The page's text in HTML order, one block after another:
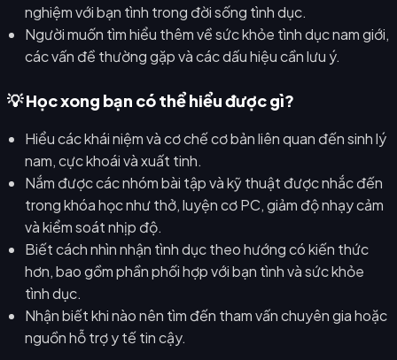
nghiệm với bạn tình trong đời sống tình dục.
Người muốn tìm hiểu thêm về sức khỏe tình dục nam giới,
các vấn đề thường gặp và các dấu hiệu cần lưu ý.
💡 Học xong bạn có thể hiểu được gì?
Hiểu các khái niệm và cơ chế cơ bản liên quan đến sinh lý
nam, cực khoái và xuất tinh.
Nắm được các nhóm bài tập và kỹ thuật được nhắc đến
trong khóa học như thở, luyện cơ PC, giảm độ nhạy cảm
và kiểm soát nhịp độ.
Biết cách nhìn nhận tình dục theo hướng có kiến thức
hơn, bao gồm phần phối hợp với bạn tình và sức khỏe
tình dục.
Nhận biết khi nào nên tìm đến tham vấn chuyên gia hoặc
nguồn hỗ trợ y tế tin cậy.